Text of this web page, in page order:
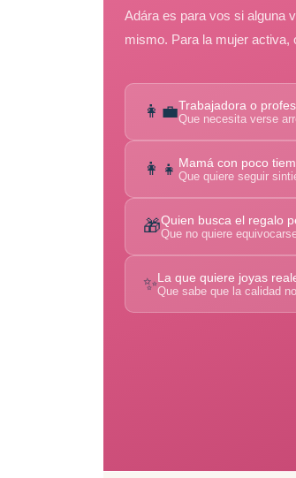
Adára es para vos si alguna
mismo. Para la mujer activa,
👩‍💼Trabajadora o
Que necesita verse
👩‍👧 Mamá con poco
Que quiere seguir
🎁Quien busca el regalo
Que no quiere
✨La que quiere joyas
Que sabe que la calidad